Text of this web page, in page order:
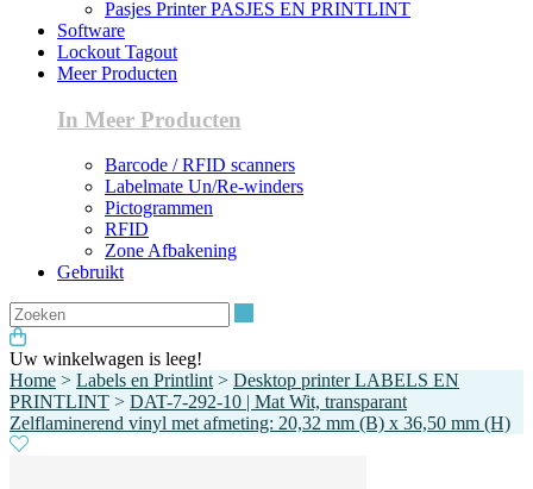
Pasjes Printer PASJES EN PRINTLINT
Software
Lockout Tagout
Meer Producten
In Meer Producten
Barcode / RFID scanners
Labelmate Un/Re-winders
Pictogrammen
RFID
Zone Afbakening
Gebruikt
Uw winkelwagen is leeg!
Home > Labels en Printlint > Desktop printer LABELS EN
PRINTLINT > DAT-7-292-10 | Mat Wit, transparant
Zelflaminerend vinyl met afmeting: 20,32 mm (B) x 36,50 mm (H)